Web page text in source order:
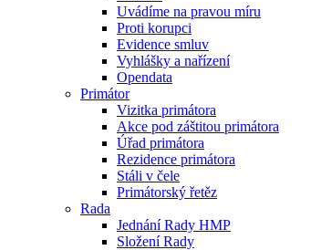
Uvádíme na pravou míru
Proti korupci
Evidence smluv
Vyhlášky a nařízení
Opendata
Primátor
Vizitka primátora
Akce pod záštitou primátora
Úřad primátora
Rezidence primátora
Stáli v čele
Primátorský řetěz
Rada
Jednání Rady HMP
Složení Rady